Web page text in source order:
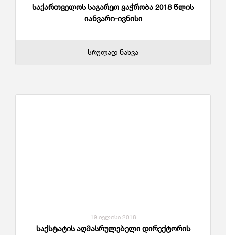
საქართველოს საგარეო ვაჭრობა 2018 წლის
იანვარი-ივნისი
სრულად ნახვა
19 ივლისი 2018
საქსტატის აღმასრულებელი დირექტორის